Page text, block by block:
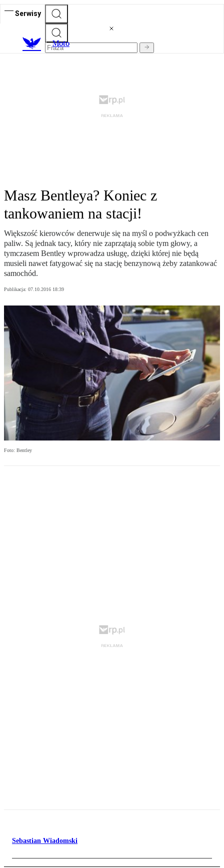
Serwisy
Moto
Masz Bentleya? Koniec z
tankowaniem na stacji!
Większość kierowców denerwuje się na myśl o podwyżkach cen
paliw. Są jednak tacy, który nie zaprzątają sobie tym głowy, a
tymczasem Bentley wprowadza usługę, dzięki której nie będą
musieli nawet fatygować się na stację benzynową żeby zatankować
samochód.
Publikacja: 07.10.2016 18:39
Foto: Bentley
Sebastian Wiadomski